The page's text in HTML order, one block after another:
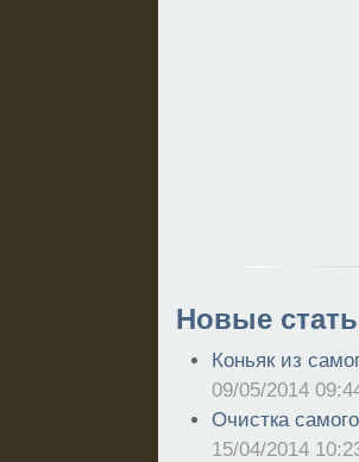
Новые
Коньяк из
09/05/2014
Очистка
15/04/2014